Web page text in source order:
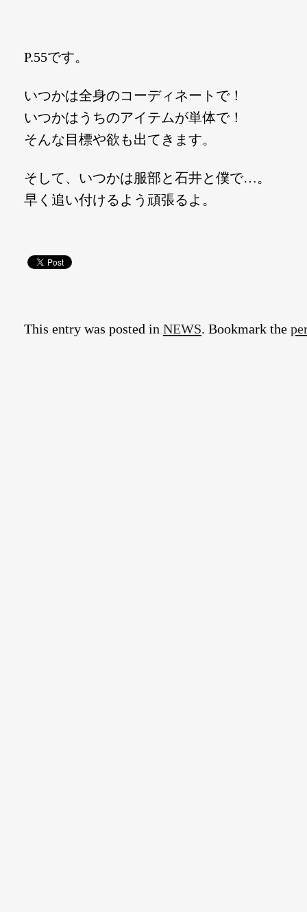
P.55です。
いつかは全身のコーディネートで！
いつかはうちのアイテムが単体で！
そんな目標や欲も出てきます。
そして、いつかは服部と石井と僕で…。
早く追い付けるよう頑張るよ。
This entry was posted in NEWS. Bookmark the